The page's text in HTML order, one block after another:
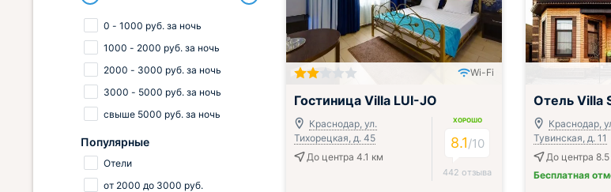
Wi-Fi
Гостиница Villa LUI-JO
Краснодар, ул.
Тихорецкая, д. 45
До центра 4.1 км
ХОРОШО
8.1/10
442 отзыва
Завтрак включён
Отель Villa
Краснодар,
Тувинская, д. 11
До центра
Бесплатная
0 - 1000 руб. за ночь
1000 - 2000 руб. за ночь
2000 - 3000 руб. за ночь
3000 - 5000 руб. за ночь
свыше 5000 руб. за ночь
Популярные
Отели
от 2000 до 3000 руб.